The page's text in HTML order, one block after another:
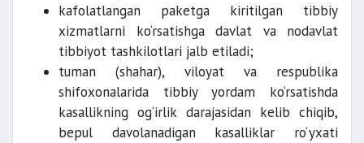
kafolatlangan paketga kiritilgan tibbiy
xizmatlarni ko‘rsatishga davlat va nodavlat
tibbiyot tashkilotlari jalb etiladi;
tuman (shahar), viloyat va respublika
shifoxonalarida tibbiy yordam ko‘rsatishda
kasallikning og‘irlik darajasidan kelib chiqib,
bepul davolanadigan kasalliklar ro‘yxati